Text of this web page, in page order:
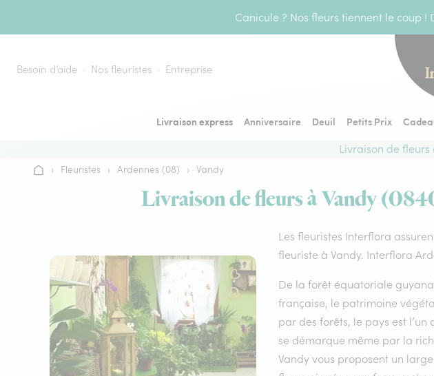
Canicule ? Nos fleurs tiennent le coup
Besoin d’aide Nos fleuristes Entreprise
Livraison express Anniversaire Deuil Petits Prix
Livraison de
Accueil
› Fleuristes › Ardennes (08) › Vandy
Livraison de fleurs à Vandy
Les fleuristes Interflora
fleuriste à Vandy. Interflora
De la forêt équatoriale
française, le patrimoine
par des forêts, le pays est
se démarque même par la
Vandy vous proposent un